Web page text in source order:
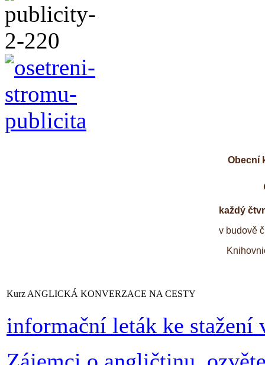
Obecní
každý
v budově
Kurz ANGLICKÁ KONVERZACE NA CESTY
informační leták ke stažení